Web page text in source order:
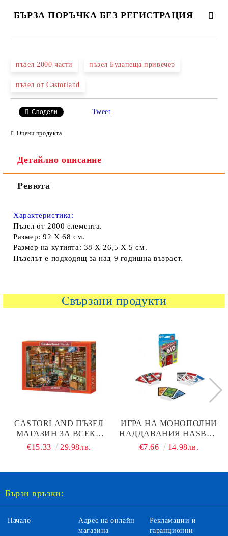
БЪРЗА ПОРЪЧКА БЕЗ РЕГИСТРАЦИЯ
Ние ще се свържем с вас в рамките на работния ден.
пъзел 2000 части пъзел Будапеща привечер
пъзел от Castorland
Сподели Tweet
Оцени продукта
Детайлно описание
Ревюта
Характеристика:
Пъзел от 2000 елемента.
Размер: 92 Х 68 см.
Размер на кутията: 38 Х 26,5 Х 5 см.
Пъзелът е подходящ за над 9 годишна възраст.
Свързани продукти
CASTORLAND ПЪЗЕЛ
МАГАЗИН ЗА ВСЕКИ
2000 ЧАСТИ - 200771
€15.33 29.98лв.
ИГРА НА МОНОПОЛНИ
НАДДАВАНИЯ HASBRO
F1699
€7.66 14.98лв.
Бързи връзки:
Начало
Адрес на онлайн
магазина
Рекламации и
гаранционни